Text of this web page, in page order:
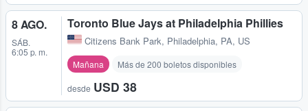
8 AGO.
SÁB.
6:05 p. m.
Toronto Blue Jays at Philadelphia Phillies
Citizens Bank Park, Philadelphia, PA, US
Mañana Más de 200 boletos disponibles
desde USD 38